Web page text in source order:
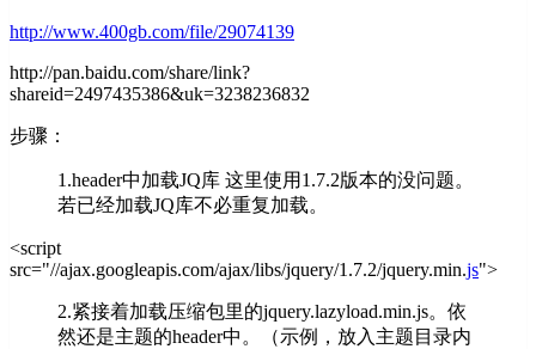
http://www.400gb.com/file/29074139
http://pan.baidu.com/share/link?
shareid=2497435386&uk=3238236832
步骤：
1.header中加载JQ库 这里使用1.7.2版本的没问题。
若已经加载JQ库不必重复加载。
<script
src="//ajax.googleapis.com/ajax/libs/jquery/1.7.2/jquery.min.js">
2.紧接着加载压缩包里的jquery.lazyload.min.js。依
然还是主题的header中。（示例，放入主题目录内